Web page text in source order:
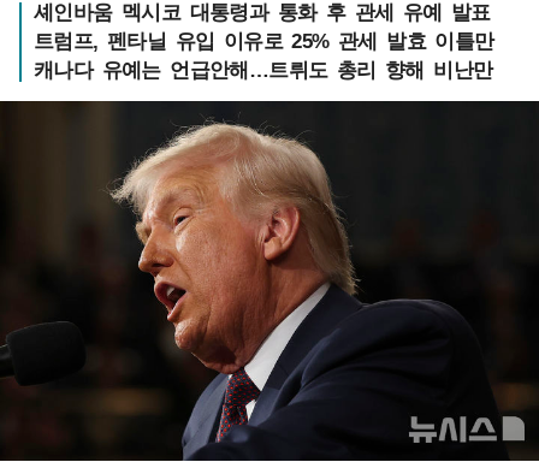
셰인바움 멕시코 대통령과 통화 후 관세 유예 발표
트럼프, 펜타닐 유입 이유로 25% 관세 발효 이틀만
캐나다 유예는 언급안해…트뤼도 총리 향해 비난만